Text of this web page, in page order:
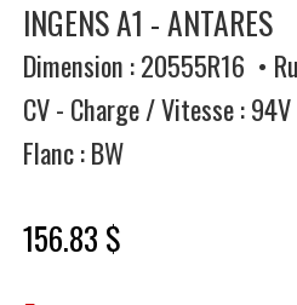
INGENS A1 - ANTARES
Dimension : 20555R16 •
CV - Charge / Vitesse : 94V
Flanc : BW
156.83 $